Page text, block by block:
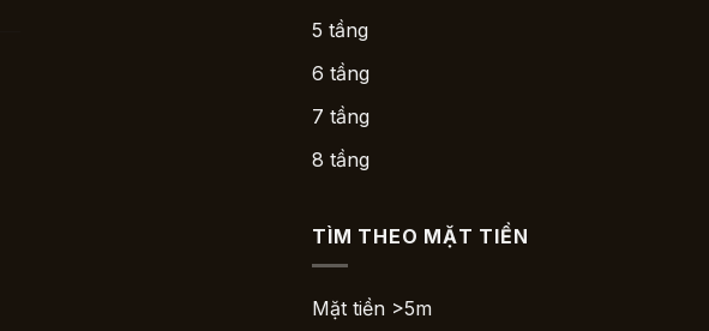
5 tầng
6 tầng
7 tầng
8 tầng
TÌM THEO MẶT TIỀN
Mặt tiền >5m